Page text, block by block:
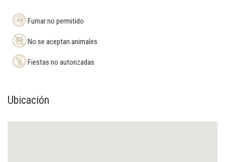
Fumar no permitido
No se aceptan animales
Fiestas no autorizadas
Ubicación